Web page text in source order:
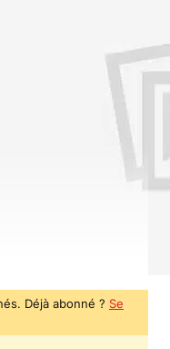
Déjà abonné ? Se